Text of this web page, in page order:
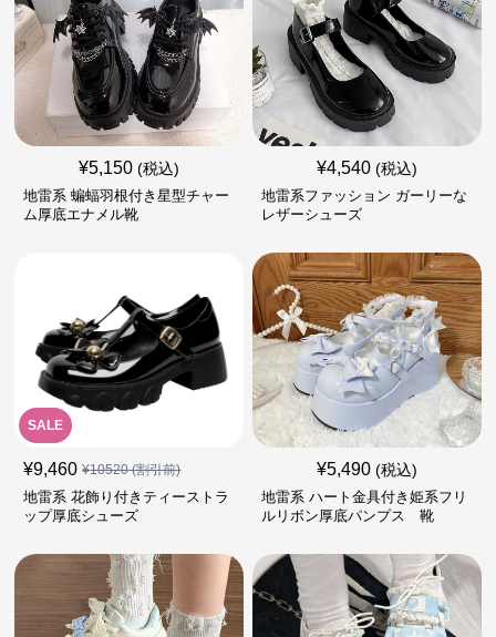
¥5,150 (税込)
地雷系 蝙蝠羽根付き星型チャー
ム厚底エナメル靴
¥4,540 (税込)
地雷系ファッション ガーリーな
レザーシューズ
SALE
¥9,460 ¥10520(割引前)
地雷系 花飾り付きティーストラ
ップ厚底シューズ
¥5,490 (税込)
地雷系 ハート金具付き姫系フリ
ルリボン厚底パンプス 靴